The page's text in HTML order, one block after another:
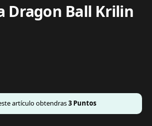
Dragon Ball Krilin
artículo obtendras3 Puntos